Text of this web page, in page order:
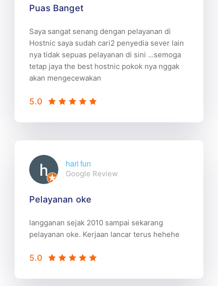
Puas Banget
Saya sangat senang dengan pelayanan di
Hostnic saya sudah cari2 penyedia sever lain
nya tidak sepuas pelayanan di sini ...semoga
tetap jaya the best hostnic pokok nya nggak
akan mengecewakan
5.0
hari fun
Google Review
Pelayanan oke
langganan sejak 2010 sampai sekarang
pelayanan oke. Kerjaan lancar terus hehehe
5.0